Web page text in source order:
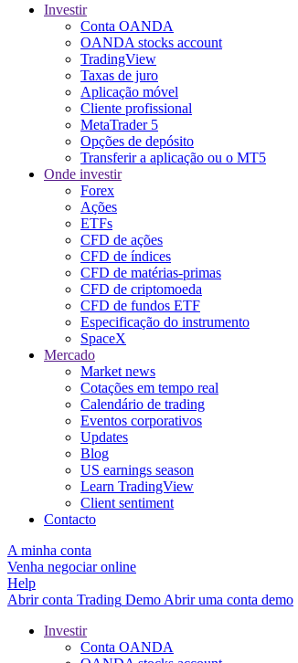
Investir
Conta OANDA
OANDA stocks account
TradingView
Taxas de juro
Aplicação móvel
Cliente profissional
MetaTrader 5
Opções de depósito
Transferir a aplicação ou o MT5
Onde investir
Forex
Ações
ETFs
CFD de ações
CFD de índices
CFD de matérias-primas
CFD de criptomoeda
CFD de fundos ETF
Especificação do instrumento
SpaceX
Mercado
Market news
Cotações em tempo real
Calendário de trading
Eventos corporativos
Updates
Blog
US earnings season
Learn TradingView
Client sentiment
Contacto
A minha conta
Venha negociar online
Help
Abrir conta Trading Demo Abrir uma conta demo
Investir
Conta OANDA